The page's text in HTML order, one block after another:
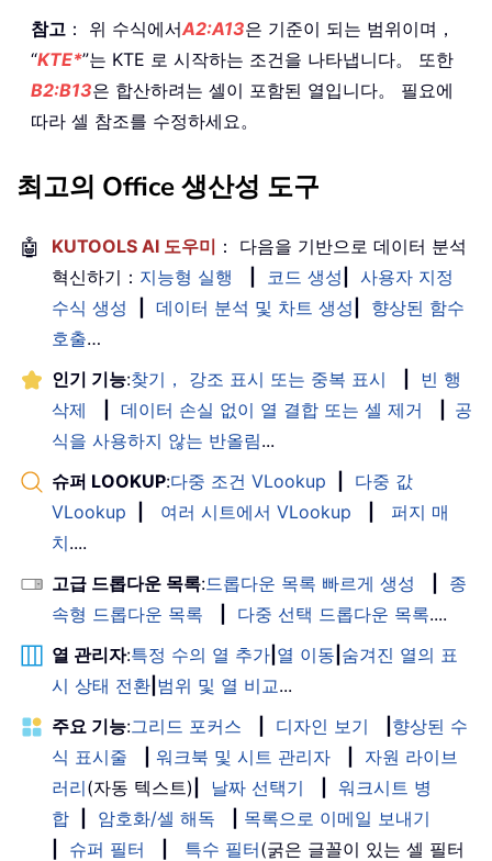
참고 ： 위 수식에서A2:A13은 기준이 되는 범위이며，
“KTE*”는 KTE 로 시작하는 조건을 나타냅니다。 또한
B2:B13은 합산하려는 셀이 포함된 열입니다。 필요에
따라 셀 참조를 수정하세요。
최고의 Office 생산성 도구
🤖 KUTOOLS AI 도우미 ： 다음을 기반으로 데이터 분석
혁신하기： 지능형 실행 코드 생성
사용자 지정
수식 생성
데이터 분석 및 차트 생성
향상된 함수
호출…
인기 기능:찾기， 강조 표시 또는 중복 표시
빈 행
삭제
데이터 손실 없이 열 결합 또는 셀 제거
공
식을 사용하지 않는 반올림...
슈퍼 LOOKUP:다중 조건 VLookup
다중 값
VLookup
여러 시트에서 VLookup
퍼지 매
치....
고급 드롭다운 목록:드롭다운 목록 빠르게 생성
종
속형 드롭다운 목록
다중 선택 드롭다운 목록....
열 관리자:특정 수의 열 추가 열 이동 숨겨진 열의 표
시 상태 전환 범위 및 열 비교...
주요 기능:그리드 포커스 디자인 보기
향상된 수
식 표시줄
워크북 및 시트 관리자
자원 라이브
러리(자동 텍스트) 날짜 선택기
워크시트 병
합
암호화/셀 해독
목록으로 이메일 보내기
슈퍼 필터 특수 필터(굵은 글꼴이 있는 셀 필터